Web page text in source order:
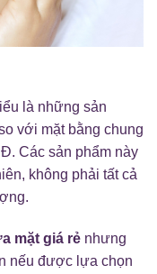
là những sản
với mặt bằng chung
Các sản phẩm này
không phải tất cả
mặt giá rẻ nhưng
nếu được lựa chọn